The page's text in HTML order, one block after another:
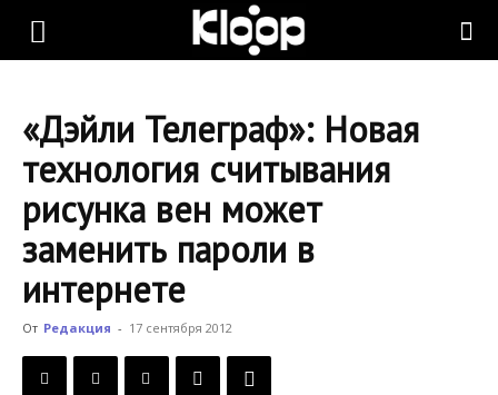
KLOOP.KG
Новости
Кыргызстана
«Дэйли Телеграф»: Новая
технология считывания
рисунка вен может
заменить пароли в
интернете
От Редакция - 17 сентября 2012